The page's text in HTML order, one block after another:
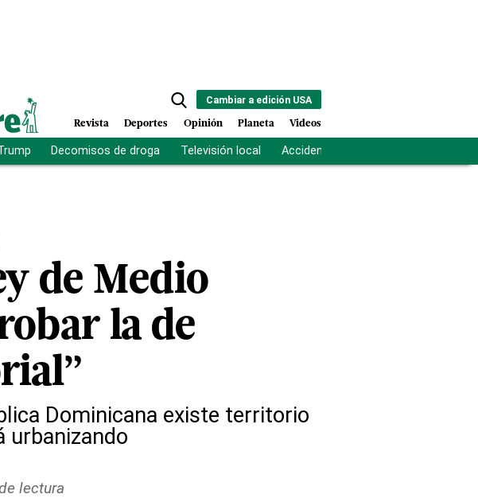
Cambiar a edición USA
Revista Deportes Opinión Planeta Videos
Decomisos de droga Televisión local Accidente Los Ríos
de Medio
la de
Dominicana existe territorio
urbanizando
lectura